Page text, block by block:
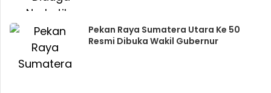
Pekan Raya Sumatera Utara Ke 50
Resmi Dibuka Wakil Gubernur